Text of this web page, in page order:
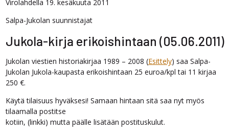
Virolahdella 19. kesäkuuta 2011
Salpa-Jukolan suunnistajat
Jukola-kirja erikoishintaan (05.06.2011)
Jukolan viestien historiakirjaa 1989 – 2008 (Esittely) saa Salpa-
Jukolan Jukola-kaupasta erikoishintaan 25 euroa/kpl tai 11 kirjaa
250 €.
Käytä tilaisuus hyväksesi! Samaan hintaan sitä saa nyt myös
tilaamalla postitse
kotiin, (linkki) mutta päälle lisätään postituskulut.